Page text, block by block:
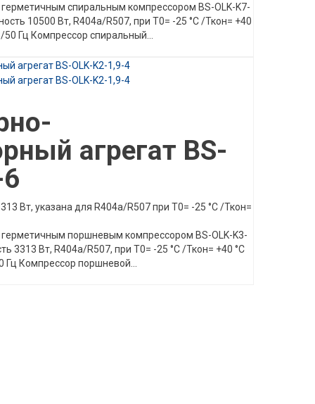
спиральным компрессором BS-OLK-K7-
10500 Вт, R404а/R507, при Т0= -25 °C /Ткон= +40
Гц Компрессор спиральный...
агрегат BS-
Вт, указана для R404а/R507 при Т0= -25 °C /Ткон=
герметичным поршневым компрессором BS-OLK-K3-
3313 Вт, R404а/R507, при Т0= -25 °C /Ткон= +40 °C
Компрессор поршневой...